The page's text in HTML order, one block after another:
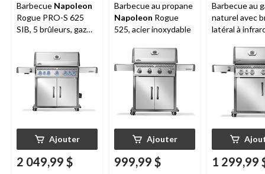
Barbecue Napoleon
Rogue PRO-S 625
SIB, 5 brûleurs, gaz
latérale pliante
Ajouter
2 049,99 $
Barbecue au propane
Napoleon Rogue
525, acier inoxydable
Ajouter
999,99 $
Barbecue au
naturel avec
latéral à
PRO-S 425,
inoxydable
1 299,99